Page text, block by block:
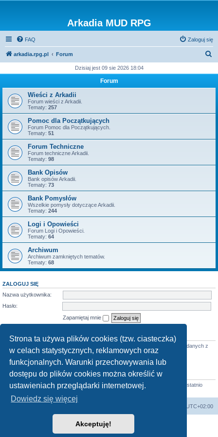
Strona ta używa plików cookies (tzw. ciasteczka)
w celach statystycznych, reklamowych oraz
funkcjonalnych. Warunki przechowywania lub
dostępu do plików cookies można określić w
ustawieniach przeglądarki internetowej.
Dowiedz się więcej
Akceptuję!
Arkadia MUD RPG
FAQ Zaloguj się
arkadia.rpg.pl Forum
k
j
Dzisiaj jest 09 sie 2026 18:04
Forum
Wieści z Arkadii
Forum wieści z Arkadii.
Tematy: 257
Pomoc dla Początkujących
Forum Pomoc dla Początkujących.
Tematy: 51
Forum Techniczne
Forum techniczne Arkadii.
Tematy: 98
Bank Opisów
Bank opisów Arkadii.
Tematy: 73
Bank Pomysłów
Wszelkie pomysły dotyczące Arkadii.
Tematy: 244
Logi i Opowieści
Forum Logi i Opowieści.
Tematy: 64
Archiwum
Archiwum zamkniętych tematów.
Tematy: 68
ZALOGUJ SIĘ
Nazwa użytkownika:
Hasło:
Zapamiętaj mnie
KTO JEST ONLINE
użytkowników online :: 2 zarejestrowanych, 0 ukrytych i 31 gości (wg danych z
ostatnich 5 minut)
Najwięcej użytkowników (
3712) było online 07 mar 2026 22:02
STATYSTYKI
Liczba postów:58684• Liczba tematów:855• Liczba użytkowników:
• Ostatnio
zarejestrowany użytkownik:
Horst
UTC+02:00
Technologię dostarczaphpBB® Forum Software © phpBB Limited
Polski pakiet językowy dostarcza